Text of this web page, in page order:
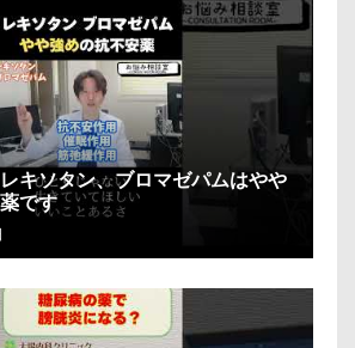
キソタン、ブロマゼパムはやや
です